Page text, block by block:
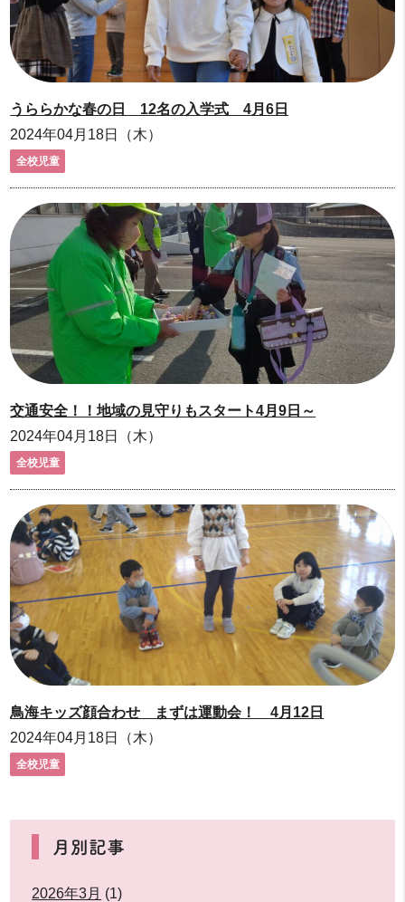
うららかな春の日 12名の入学式 4月6日
2024年04月18日（木）
全校児童
交通安全！！地域の見守りもスタート4月9日～
2024年04月18日（木）
全校児童
鳥海キッズ顔合わせ まずは運動会！ 4月12日
2024年04月18日（木）
全校児童
月別記事
2026年3月 (1)